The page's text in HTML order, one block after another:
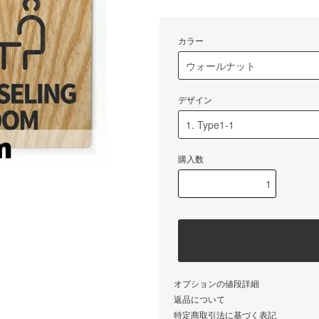
カラー
デザイン
購入数
オプションの値段詳細
返品について
特定商取引法に基づく表記